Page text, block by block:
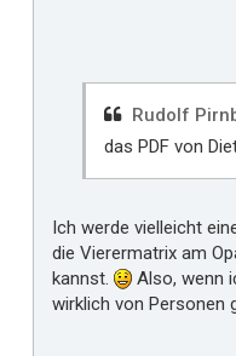
Rudolf
das PDF von
Ich werde vielleicht
die Vierermatrix am
kannst.
Also, wenn
wirklich von Personen